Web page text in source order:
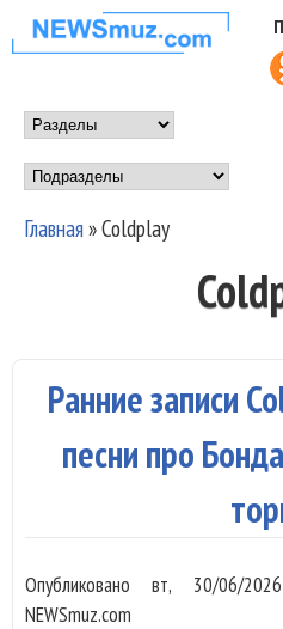
Перейти к
НОВОСТИ
МУЗЫКИ И
ШОУ БИЗНЕСА
NEWSMUZ.COM
Main menu
Подразделы
Вы здесь
Главная»Coldplay
Ранние записи
песни про
Опубликовановт, 30/06/
NEWSmuz.com